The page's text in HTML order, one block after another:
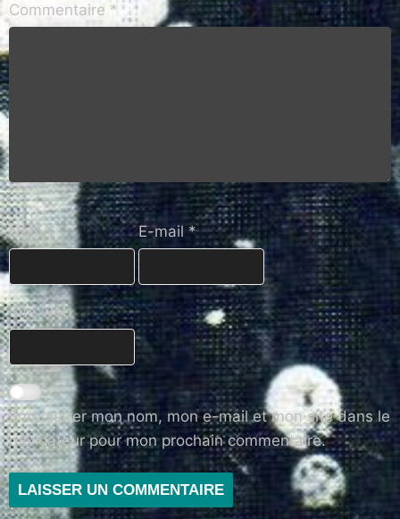
Commentaire *
Nom* E-mail *
Site web
Enregistrer mon nom, mon e-mail et mon site dans le
navigateur pour mon prochain commentaire.